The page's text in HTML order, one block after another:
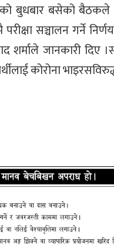
बुधबार बसेको बैठकले
सञ्चालन गर्ने
शर्माले जानकारी दिए
कोरोना